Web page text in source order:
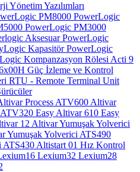
Yönetim Yazılımları
PM8000 PowerLogic
PowerLogic PM3000
AksesuarPowerLogic
KapasitörPowerLogic
Kompanzasyon Rölesi Acti 9
Güç İzleme ve Kontrol
RTU - Remote Terminal Unit
Process ATV600 Altivar
Easy Altivar 610 Easy
12 Altivar Yumuşak Yolverici
Yumuşak Yolverici ATS490
ATS430 Altistart 01 Hız Kontrol
Lexium32 Lexium28